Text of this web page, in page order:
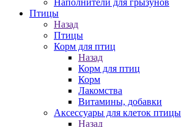
Наполнители для грызунов
Птицы
Назад
Птицы
Корм для птиц
Назад
Корм для птиц
Корм
Лакомства
Витамины, добавки
Аксессуары для клеток птицы
Назад